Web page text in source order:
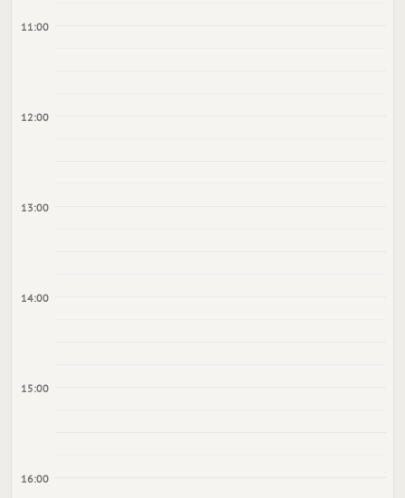
11:00
12:00
13:00
14:00
15:00
16:00